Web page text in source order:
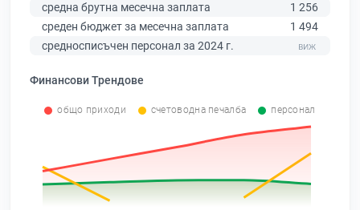
средна брутна месечна заплата
1 256
среден бюджет за месечна заплата
1 494
средносписъчен персонал за 2024 г.
Финансови Трендове
общо приходи счетоводна печалба персонал